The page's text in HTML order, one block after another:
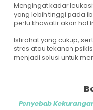
Mengingat kadar
yang lebih tinggi pada
perlu khawatir akan hal
Istirahat yang cukup,
stres atau tekanan
menjadi solusi untuk
Penyebab